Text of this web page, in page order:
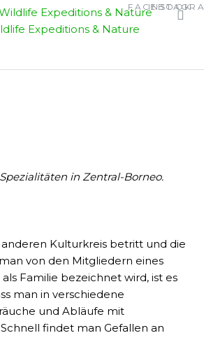
FACEBOOK
in Zentral-Borneo.
Kulturkreis betritt und die
von den Mitgliedern eines
Familie bezeichnet wird, ist es
man in verschiedene
und Abläufe mit
findet man Gefallen an